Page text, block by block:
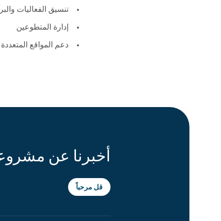
تنسيق الفعاليات
إدارة المتطوعين
دعم المواقع المتعددة
أخبرنا عن
قل مرحباً